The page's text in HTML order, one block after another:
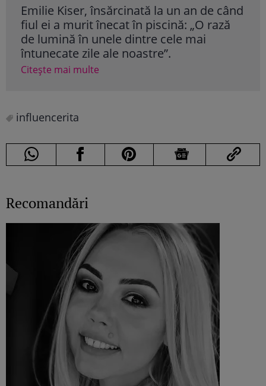
Emilie Kiser, însărcinată la un an de când
fiul ei a murit înecat în piscină: „O rază
de lumină în unele dintre cele mai
întunecate zile ale noastre”.
Citește mai multe
influencerita
Recomandări